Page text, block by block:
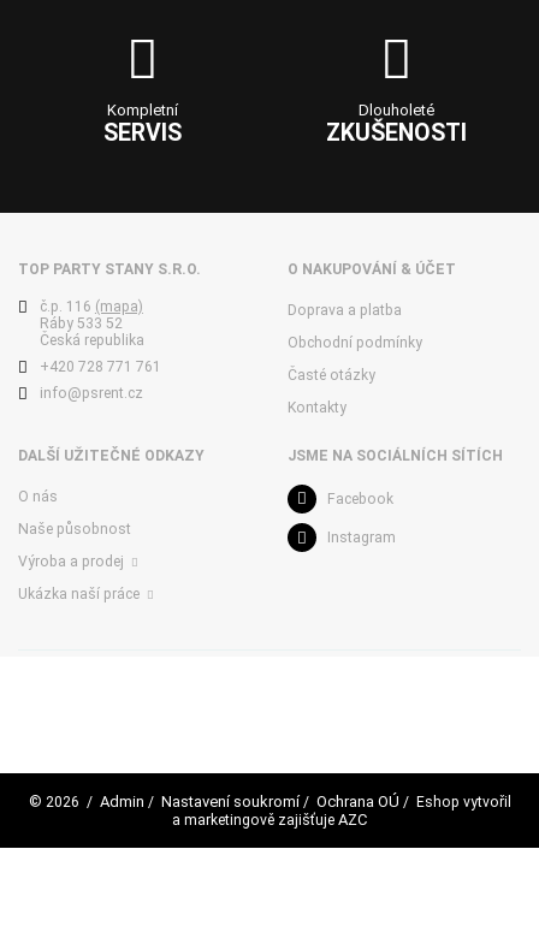
Kompletní
SERVIS
Dlouholeté
ZKUŠENOSTI
TOP PARTY STANY S.R.O.
č.p. 116 (mapa)
Ráby 533 52
Česká republika
+420 728 771 761
info@psrent.cz
O NAKUPOVÁNÍ & ÚČET
Doprava a platba
Obchodní podmínky
Časté otázky
Kontakty
DALŠÍ UŽITEČNÉ ODKAZY
O nás
Naše působnost
Výroba a prodej
Ukázka naší práce
JSME NA SOCIÁLNÍCH SÍTÍCH
Facebook
Instagram
© 2026 / Admin / Nastavení soukromí/ Ochrana OÚ / Eshop vytvořil
a marketingově zajišťuje AZC